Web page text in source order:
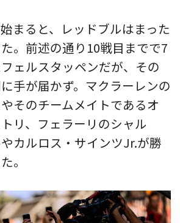
まると、レッドブルはまった
。前述の通り10戦目までで7
ェルスタッペンだが、その
手が届かず。マクラーレンの
そのチームメイトであるオ
リ、フェラーリのシャル
カルロス・サインツJr.が勝
。